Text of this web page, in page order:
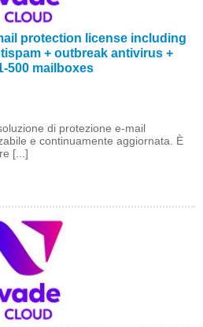
protection license including
+ outbreak antivirus +
500 mailboxes
di protezione e-mail
e continuamente aggiornata. È
[...]